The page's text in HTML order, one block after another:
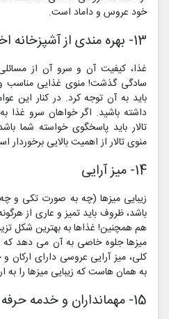
خود عروس و داماد است.
13- بهره مندی از آشپزخانه اختصاصی
غذا، کیفیت آن و سرو آن از
سادگی گذشت! منوی غذایی مناسب
باید به آن توجه کرد. در کنار این
داشته باشید. اگر خواهان سرو
تالار باید پاسخگوی خواسته شما
منوی تالار از اهمیت بالایی برخوردار
14- میز آرایی
زیبایی میزها (چه به صورت تکی و
باشد، ظروف باید تمیز و عاری از
هم همچنین! غذاها به بهترین شکل
میزها جلوه خاصی به آن می دهد که
کلی، میز آرایی عروسی دارای ارکان
به همان هاست که زیبایی میزها را به
15- مهمانداران و خدمه حرفه ای و خوش برخورد